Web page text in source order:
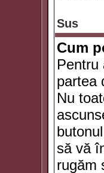
Sus
Cum
partea
Nu
să vă
rugăm